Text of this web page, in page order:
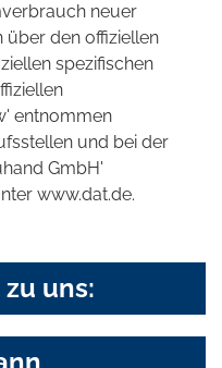
neuer
über den offiziellen
spezifischen
entnommen
und bei der
GmbH'
www.dat.de.
uns: